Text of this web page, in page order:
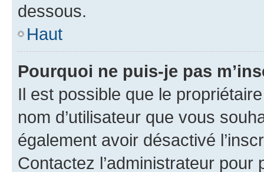
dessous.
Haut
Pourquoi ne puis-je pas
Il est possible que le
nom d’utilisateur que vous
également avoir désactivé
Contactez l’administrateur